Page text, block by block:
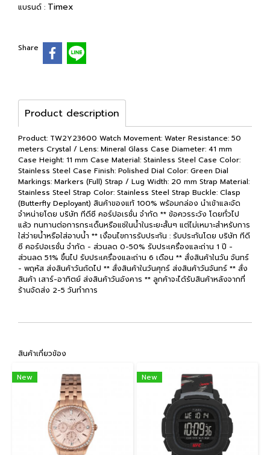
แบรนด์ : Timex
Share
Product description
Product: TW2Y23600 Watch Movement: Water Resistance: 50
meters Crystal / Lens: Mineral Glass Case Diameter: 41 mm
Case Height: 11 mm Case Material: Stainless Steel Case Color:
Stainless Steel Case Finish: Polished Dial Color: Green Dial
Markings: Markers (Full) Strap / Lug Width: 20 mm Strap Material:
Stainless Steel Strap Color: Stainless Steel Strap Buckle: Clasp
(Butterfly Deployant) สินค้าของแท้ 100% พร้อมกล่อง นำเข้าและจัด
จำหน่ายโดย บริษัท ทีดีซี คอร์ปอเรชั่น จำกัด ** ข้อควรระวัง โดยทั่วไป
แล้ว ทนทานต่อการกระเด็นหรือแช่ในน้ำในระยะสั้นๆ แต่ไม่เหมาะสำหรับการ
ใส่ว่ายน้ำหรือใส่อาบน้ำ ** เงื่อนไขการรับประกัน : รับประกันโดย บริษัท ทีดี
ซี คอร์ปอเรชั่น จำกัด - ส่วนลด 0-50% รับประเครื่องและถ่าน 1 ปี -
ส่วนลด 51% ขึ้นไป รับประเครื่องและถ่าน 6 เดือน ** สั่งสินค้าในวัน จันทร์
- พฤหัส ส่งสินค้าวันถัดไป ** สั่งสินค้าในวันศุกร์ ส่งสินค้าวันจันทร์ ** สั่ง
สินค้า เสาร์-อาทิตย์ ส่งสินค้าวันอังคาร ** ลูกค้าจะได้รับสินค้าหลังจากที่
ร้านจัดส่ง 2-5 วันทำการ
สินค้าเกี่ยวข้อง
New New